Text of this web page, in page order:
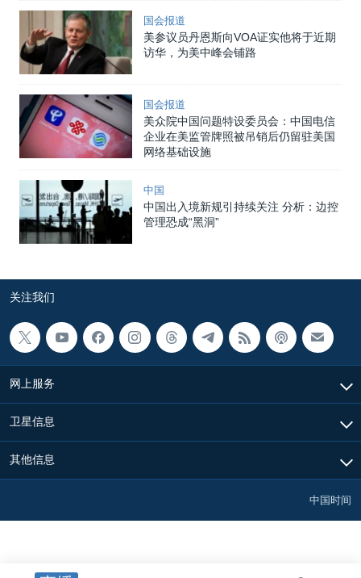
国会报道
美参议员丹恩斯向VOA证实他将于近期
访华，为美中峰会铺路
国会报道
美众院中国问题特设委员会：中国电信
企业在美监管牌照被吊销后仍留驻美国
网络基础设施
中国
中国出入境新规引持续关注 分析：边控
管理恐成“黑洞”
关注我们
网上服务
卫星信息
其他信息
中国时间